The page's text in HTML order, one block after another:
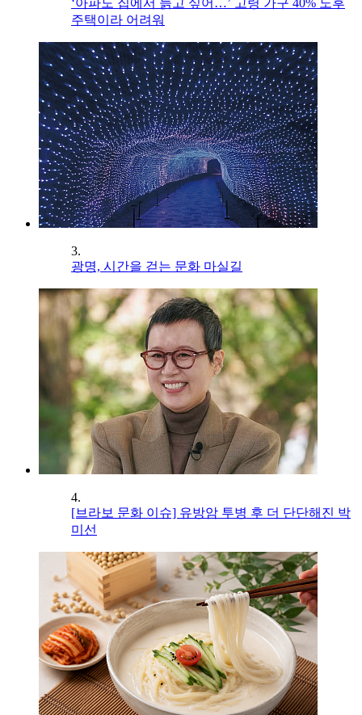
‘아파도 집에서 늙고 싶어…’ 고령 가구 40% 노후
주택이라 어려워
3.
광명, 시간을 걷는 문화 마실길
4.
[브라보 문화 이슈] 유방암 투병 후 더 단단해진 박
미선